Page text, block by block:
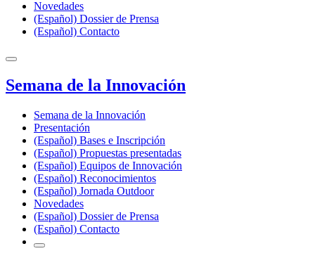
Novedades
(Español) Dossier de Prensa
(Español) Contacto
Semana de la Innovación
Semana de la Innovación
Presentación
(Español) Bases e Inscripción
(Español) Propuestas presentadas
(Español) Equipos de Innovación
(Español) Reconocimientos
(Español) Jornada Outdoor
Novedades
(Español) Dossier de Prensa
(Español) Contacto